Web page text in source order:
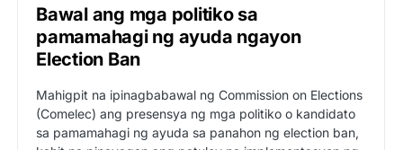
Bawal ang mga politiko sa
pamamahagi ng ayuda ngayon
Election Ban
Mahigpit na ipinagbabawal ng Commission on Elections
(Comelec) ang presensya ng mga politiko o kandidato
sa pamamahagi ng ayuda sa panahon ng election ban,